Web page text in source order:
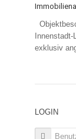
exklusiv
LOGIN